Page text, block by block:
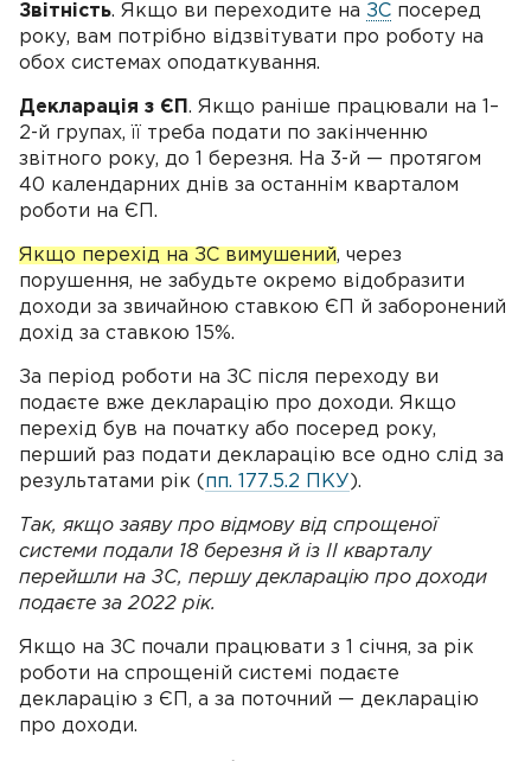
Звітність. Якщо ви переходите на ЗС посеред
року, вам потрібно відзвітувати про роботу на
обох системах оподаткування.
Декларація з ЄП . Якщо раніше працювали на 1–
2-й групах, її треба подати по закінченню
звітного року, до 1 березня. На 3-й — протягом
40 календарних днів за останнім кварталом
роботи на ЄП.
Якщо перехід на ЗС вимушений, через
порушення, не забудьте окремо відобразити
доходи за звичайною ставкою ЄП й заборонений
дохід за ставкою 15%.
За період роботи на ЗС після переходу ви
подаєте вже декларацію про доходи. Якщо
перехід був на початку або посеред року,
перший раз подати декларацію все одно слід за
результатами рік ( пп. 177.5.2 ПКУ).
Так, якщо заяву про відмову від спрощеної
системи подали 18 березня й із II кварталу
перейшли на ЗС, першу декларацію про доходи
подаєте за 2022 рік.
Якщо на ЗС почали працювати з 1 січня, за рік
роботи на спрощеній системі подаєте
декларацію з ЄП, а за поточний — декларацію
про доходи.